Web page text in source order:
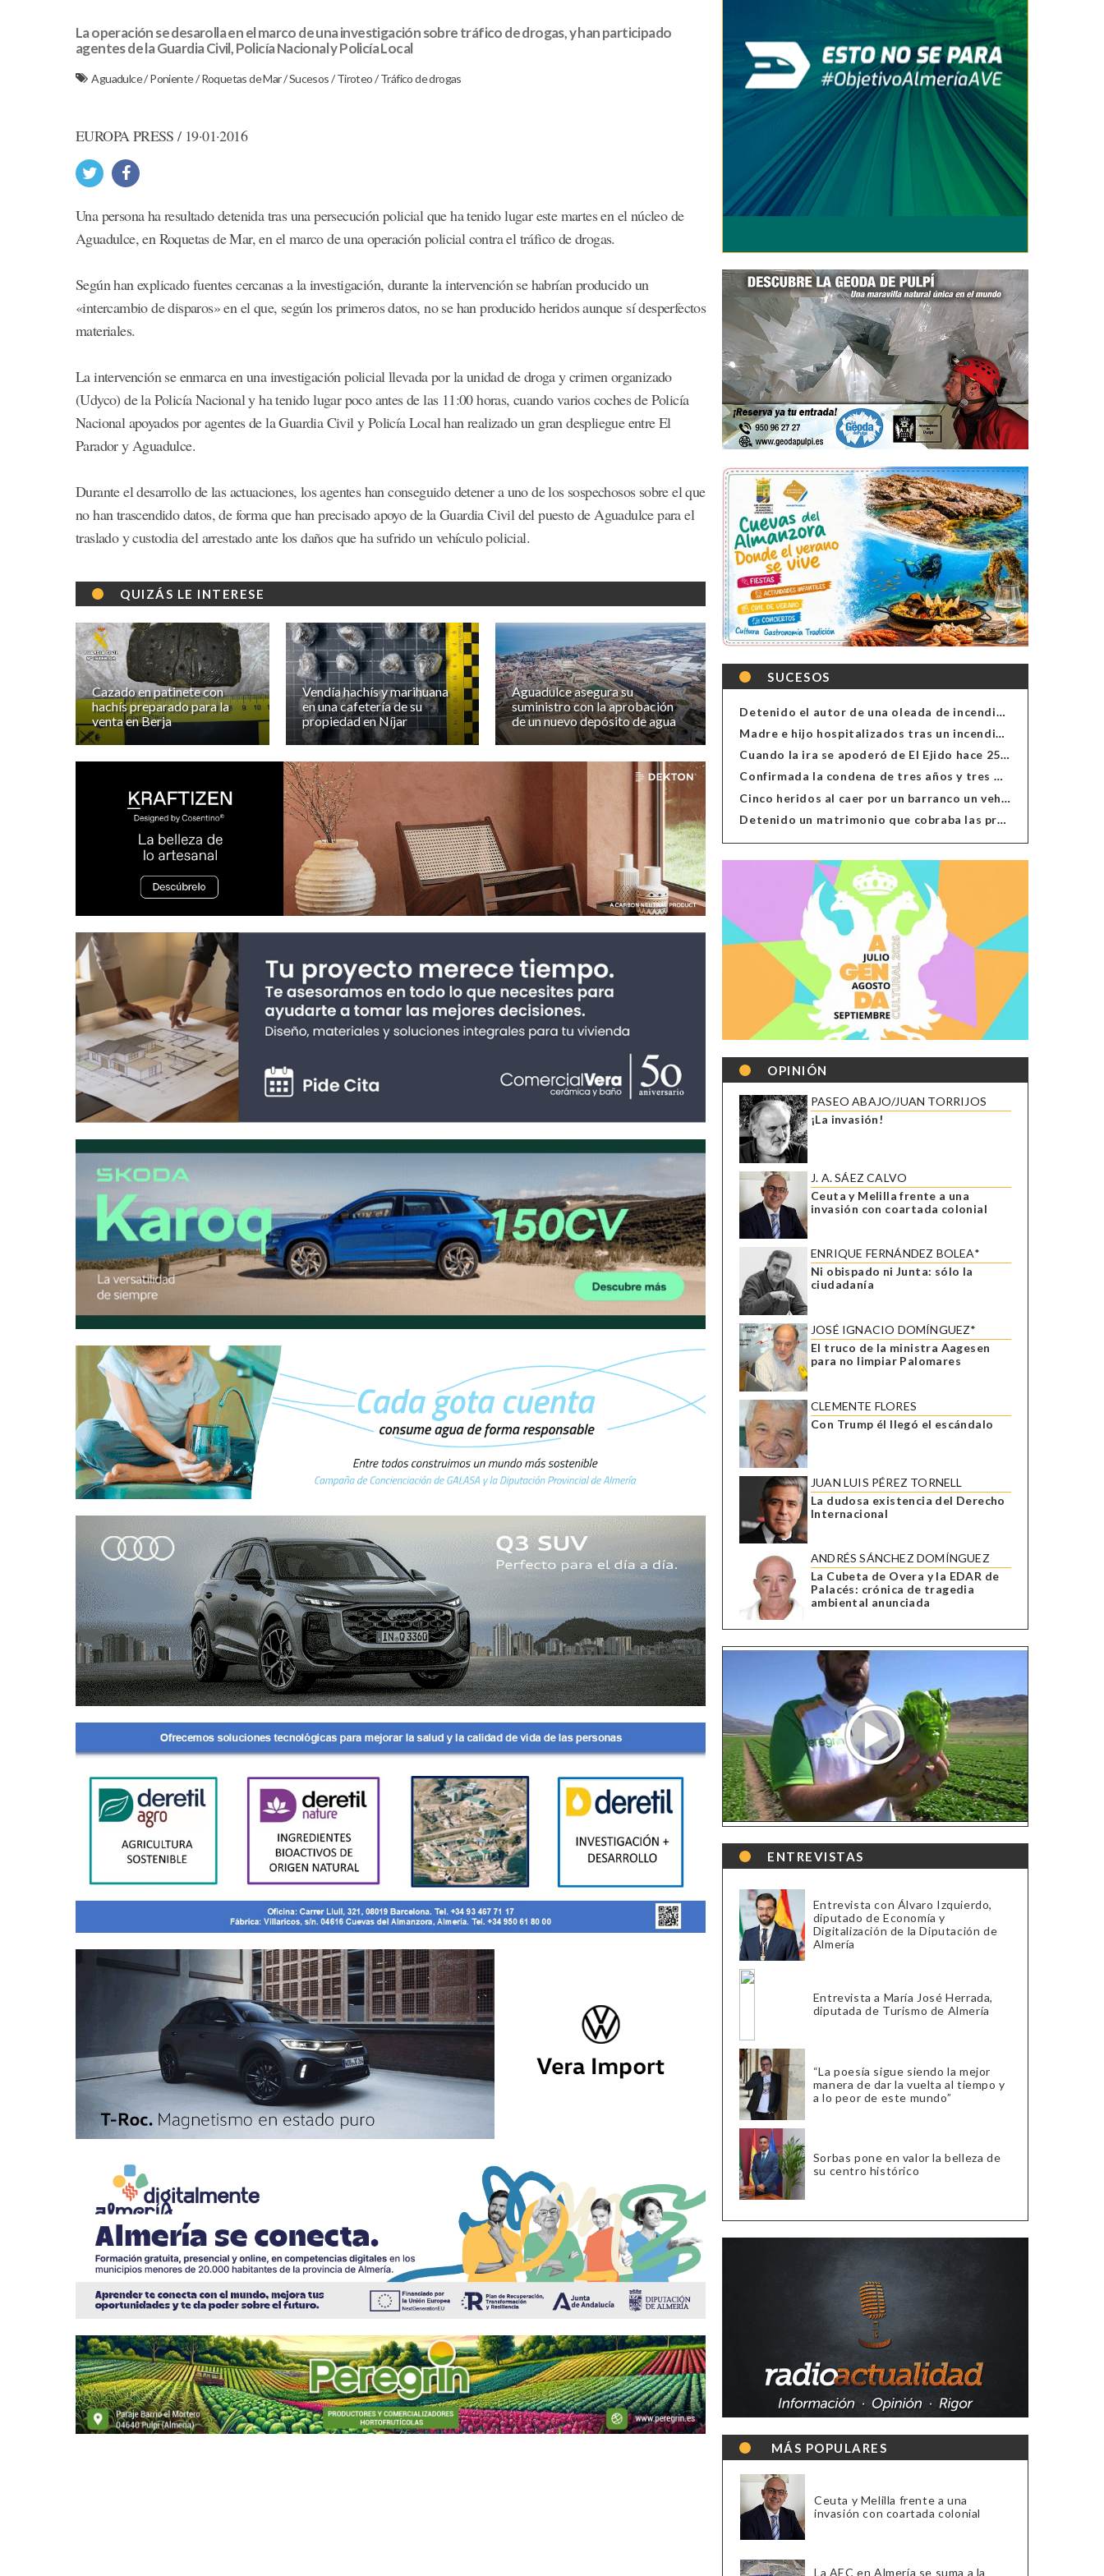
La operación se desarolla en el marco de una investigación sobre tráfico de drogas, y han participado
agentes de la Guardia Civil, Policía Nacional y Policía Local
Aguadulce/Poniente/Roquetas de Mar/Sucesos/Tiroteo/Tráfico de drogas
EUROPA PRESS / 19·01·2016
Una persona ha resultado detenida tras una persecución policial que ha tenido lugar este martes en el núcleo de
Aguadulce, en Roquetas de Mar, en el marco de una operación policial contra el tráfico de drogas.
Según han explicado fuentes cercanas a la investigación, durante la intervención se habrían producido un
«intercambio de disparos» en el que, según los primeros datos, no se han producido heridos aunque sí desperfectos
materiales.
La intervención se enmarca en una investigación policial llevada por la unidad de droga y crimen organizado
(Udyco) de la Policía Nacional y ha tenido lugar poco antes de las 11:00 horas, cuando varios coches de Policía
Nacional apoyados por agentes de la Guardia Civil y Policía Local han realizado un gran despliegue entre El
Parador y Aguadulce.
Durante el desarrollo de las actuaciones, los agentes han conseguido detener a uno de los sospechosos sobre el que
no han trascendido datos, de forma que han precisado apoyo de la Guardia Civil del puesto de Aguadulce para el
traslado y custodia del arrestado ante los daños que ha sufrido un vehículo policial.
QUIZÁS LE INTERESE
Cazado en patinete con
hachís preparado para la
venta en Berja
Vendía hachís y marihuana
en una cafetería de su
propiedad en Níjar
Aguadulce asegura su
suministro con la aprobación
de un nuevo depósito de agua
SUCESOS
Detenido el autor de una oleada de incendios de contenedores en Almería
Madre e hijo hospitalizados tras un incendio en la cocina de una vivienda en Almería
Cuando la ira se apoderó de El Ejido hace 25 años
Confirmada la condena de tres años y tres meses al hombre de Antas acusado de xenofobia
Cinco heridos al caer por un barranco un vehículo en Alcolea
Detenido un matrimonio que cobraba las prestaciones de ilegales en Almería, Granada, Málaga, Huelva y Murcia
OPINIÓN
PASEO ABAJO/JUAN TORRIJOS
¡La invasión!
J. A. SÁEZ CALVO
Ceuta y Melilla frente a una
invasión con coartada colonial
ENRIQUE FERNÁNDEZ BOLEA*
Ni obispado ni Junta: sólo la
ciudadanía
JOSÉ IGNACIO DOMÍNGUEZ*
El truco de la ministra Aagesen
para no limpiar Palomares
CLEMENTE FLORES
Con Trump él llegó el escándalo
JUAN LUIS PÉREZ TORNELL
La dudosa existencia del Derecho
Internacional
ANDRÉS SÁNCHEZ DOMÍNGUEZ
La Cubeta de Overa y la EDAR de
Palacés: crónica de tragedia
ambiental anunciada
ENTREVISTAS
Entrevista con Álvaro Izquierdo,
diputado de Economía y
Digitalización de la Diputación de
Almería
Entrevista a María José Herrada,
diputada de Turismo de Almería
“La poesía sigue siendo la mejor
manera de dar la vuelta al tiempo y
a lo peor de este mundo”
Sorbas pone en valor la belleza de
su centro histórico
MÁS POPULARES
Ceuta y Melilla frente a una
invasión con coartada colonial
La AEC en Almería se suma a la